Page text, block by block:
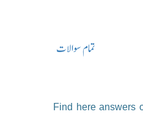
تمام سوالات
Find here answers